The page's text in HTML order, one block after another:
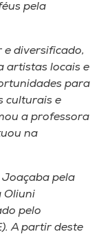
pela
e diversificado,
artistas locais e
para
culturais e
a professora
na
Joaçaba pela
Oliuni
pelo
A partir deste